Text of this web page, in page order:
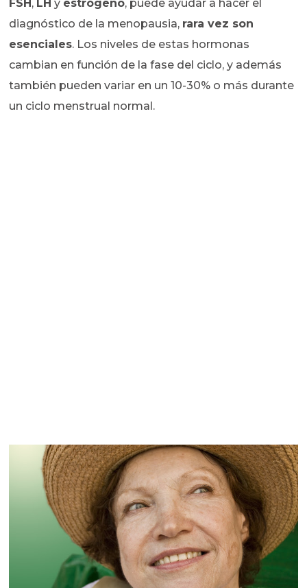
FSH , LH y estrógeno, puede ayudar a hacer el
diagnóstico de la menopausia, rara vez son
esenciales. Los niveles de estas hormonas
cambian en función de la fase del ciclo, y además
también pueden variar en un 10-30% o más durante
un ciclo menstrual normal.